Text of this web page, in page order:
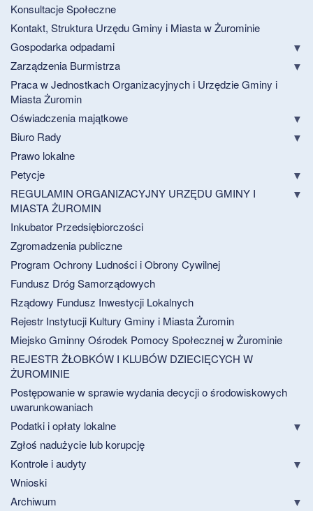
Konsultacje Społeczne
Kontakt, Struktura Urzędu Gminy i Miasta w Żurominie
Gospodarka odpadami
Zarządzenia Burmistrza
Praca w Jednostkach Organizacyjnych i Urzędzie Gminy i
Miasta Żuromin
Oświadczenia majątkowe
Biuro Rady
Prawo lokalne
Petycje
REGULAMIN ORGANIZACYJNY URZĘDU GMINY I
MIASTA ŻUROMIN
Inkubator Przedsiębiorczości
Zgromadzenia publiczne
Program Ochrony Ludności i Obrony Cywilnej
Fundusz Dróg Samorządowych
Rządowy Fundusz Inwestycji Lokalnych
Rejestr Instytucji Kultury Gminy i Miasta Żuromin
Miejsko Gminny Ośrodek Pomocy Społecznej w Żurominie
REJESTR ŻŁOBKÓW I KLUBÓW DZIECIĘCYCH W
ŻUROMINIE
Postępowanie w sprawie wydania decycji o środowiskowych
uwarunkowaniach
Podatki i opłaty lokalne
Zgłoś nadużycie lub korupcję
Kontrole i audyty
Wnioski
Archiwum